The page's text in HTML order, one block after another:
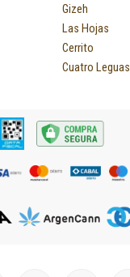
Gizeh
Las Hojas
Cerrito
Cuatro Leguas